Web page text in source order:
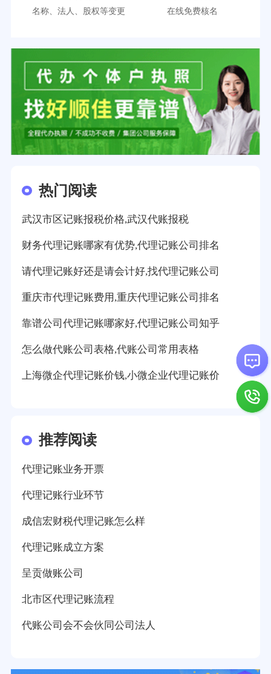
名称、法人、股权等变更 在线免费核名
热门阅读
武汉市区记账报税价格,武汉代账报税
财务代理记账哪家有优势,代理记账公司排名
请代理记账好还是请会计好,找代理记账公司
重庆市代理记账费用,重庆代理记账公司排名
靠谱公司代理记账哪家好,代理记账公司知乎
怎么做代账公司表格,代账公司常用表格
上海微企代理记账价钱,小微企业代理记账价
推荐阅读
代理记账业务开票
代理记账行业环节
成信宏财税代理记账怎么样
代理记账成立方案
呈贡做账公司
北市区代理记账流程
代账公司会不会伙同公司法人